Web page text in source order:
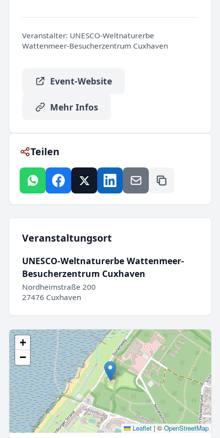
Veranstalter: UNESCO-Weltnaturerbe
Wattenmeer-Besucherzentrum Cuxhaven
Event-Website
Mehr Infos
Teilen
Veranstaltungsort
UNESCO-Weltnaturerbe Wattenmeer-
Besucherzentrum Cuxhaven
Nordheimstraße 200
27476 Cuxhaven
+
−
Leaflet |© OpenStreetMap